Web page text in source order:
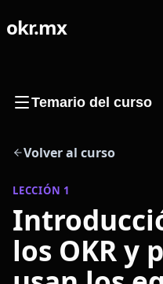
okr.mx
Temario del curso
Volver al curso
LECCIÓN 1
los OKR y